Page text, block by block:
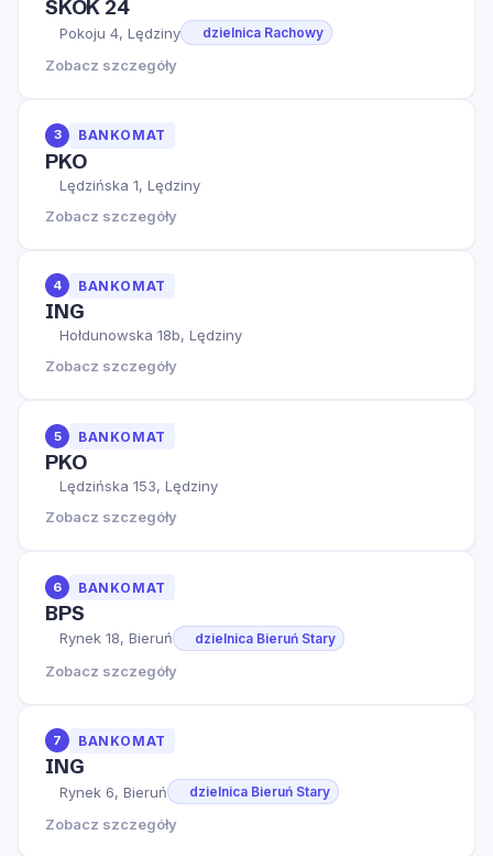
SKOK 24
Pokoju 4, Lędziny dzielnica Rachowy
Zobacz szczegóły
3 BANKOMAT
PKO
Lędzińska 1, Lędziny
Zobacz szczegóły
4 BANKOMAT
ING
Hołdunowska 18b, Lędziny
Zobacz szczegóły
5 BANKOMAT
PKO
Lędzińska 153, Lędziny
Zobacz szczegóły
6 BANKOMAT
BPS
Rynek 18, Bieruń dzielnica Bieruń Stary
Zobacz szczegóły
7 BANKOMAT
ING
Rynek 6, Bieruń dzielnica Bieruń Stary
Zobacz szczegóły